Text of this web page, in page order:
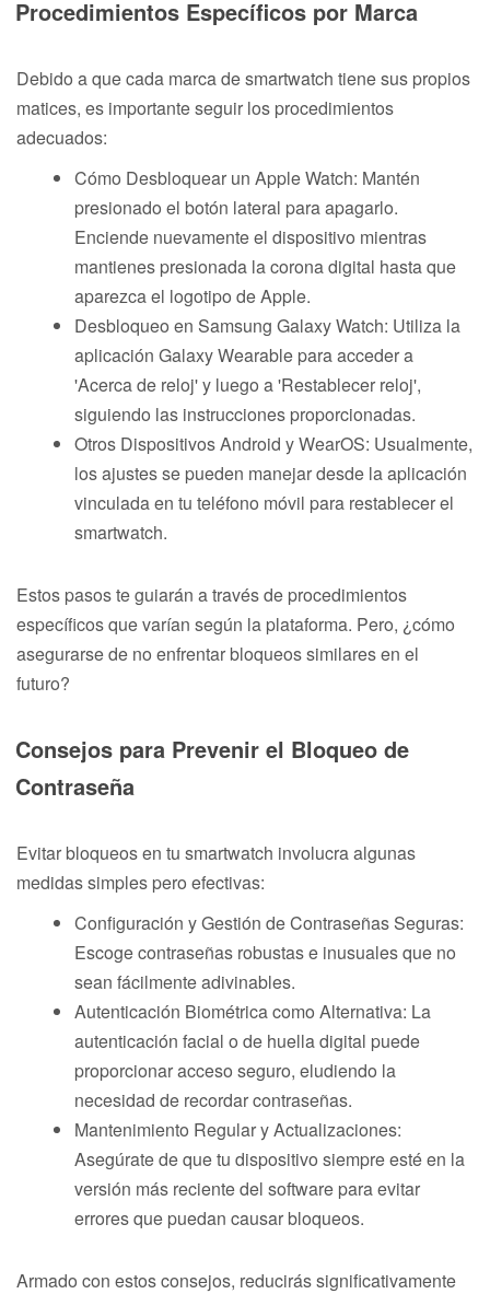
Procedimientos Específicos por Marca
Debido a que cada marca de smartwatch tiene sus propios
matices, es importante seguir los procedimientos
adecuados:
Cómo Desbloquear un Apple Watch: Mantén
presionado el botón lateral para apagarlo.
Enciende nuevamente el dispositivo mientras
mantienes presionada la corona digital hasta que
aparezca el logotipo de Apple.
Desbloqueo en Samsung Galaxy Watch: Utiliza la
aplicación Galaxy Wearable para acceder a
'Acerca de reloj' y luego a 'Restablecer reloj',
siguiendo las instrucciones proporcionadas.
Otros Dispositivos Android y WearOS: Usualmente,
los ajustes se pueden manejar desde la aplicación
vinculada en tu teléfono móvil para restablecer el
smartwatch.
Estos pasos te guiarán a través de procedimientos
específicos que varían según la plataforma. Pero, ¿cómo
asegurarse de no enfrentar bloqueos similares en el
futuro?
Consejos para Prevenir el Bloqueo de
Contraseña
Evitar bloqueos en tu smartwatch involucra algunas
medidas simples pero efectivas:
Configuración y Gestión de Contraseñas Seguras:
Escoge contraseñas robustas e inusuales que no
sean fácilmente adivinables.
Autenticación Biométrica como Alternativa: La
autenticación facial o de huella digital puede
proporcionar acceso seguro, eludiendo la
necesidad de recordar contraseñas.
Mantenimiento Regular y Actualizaciones:
Asegúrate de que tu dispositivo siempre esté en la
versión más reciente del software para evitar
errores que puedan causar bloqueos.
Armado con estos consejos, reducirás significativamente